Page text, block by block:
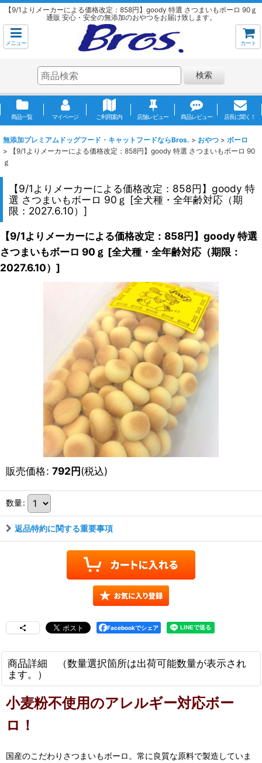
【9/1よりメーカーによる価格改定：858円】goody 特選 さつまいもボーロ 90ｇ
通販 安心・安全の無添加のおやつをお届け致します。
メニュー カート
検索
商品一覧 マイページ ご利用案内 店舗レビュー 商品レビュー 店長に聞く！
無添加プレミアムドッグフード・キャットフードならBros. > おやつ > ボーロ
>
【9/1よりメーカーによる価格改定：858円】goody 特選 さつまいもボーロ 90
ｇ
【9/1よりメーカーによる価格改定：858円】goody 特
選 さつまいもボーロ 90ｇ [全犬種・全年齢対応（期
限：2027.6.10） ]
【9/1よりメーカーによる価格改定：858円】goody 特選
さつまいもボーロ 90ｇ [全犬種・全年齢対応（期限：
2027.6.10） ]
販売価格: 792円(税込)
数量:
返品特約に関する重要事項
Facebookでシェア
商品詳細 （数量選択箇所は出荷可能数量が表示され
ます。）
小麦粉不使用のアレルギー対応ボー
ロ！
国産のこだわりさつまいもボーロ。常に良質な原料で製造していま